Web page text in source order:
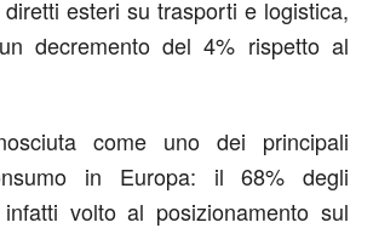
esteri su trasporti e logistica,
decremento del 4% rispetto al
come uno dei principali
in Europa: il 68% degli
volto al posizionamento sul